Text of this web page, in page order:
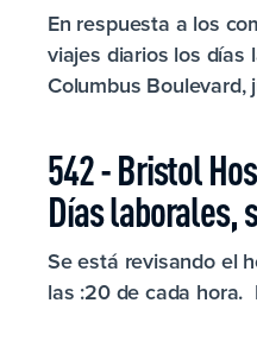
En respuesta a los
viajes diarios los días
Columbus
542 - Bristol
Días laborales,
Se está revisando el
las :20 de cada hora.